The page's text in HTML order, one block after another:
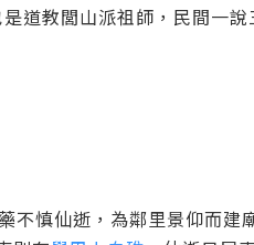
道教閭山派祖師，民間一說
不慎仙逝，為鄰里景仰而建